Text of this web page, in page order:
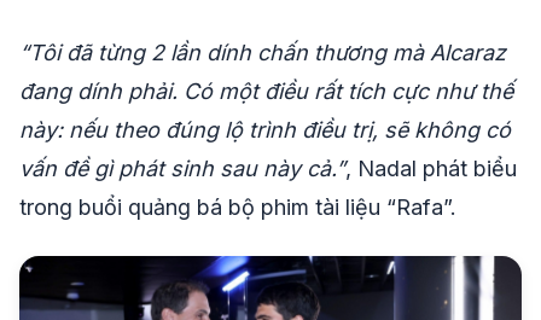
“Tôi đã từng 2 lần dính chấn thương mà Alcaraz
đang dính phải. Có một điều rất tích cực như thế
này: nếu theo đúng lộ trình điều trị, sẽ không có
vấn đề gì phát sinh sau này cả.”, Nadal phát biểu
trong buổi quảng bá bộ phim tài liệu “Rafa”.